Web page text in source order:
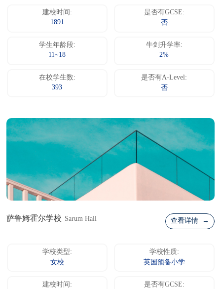
建校时间:
1891
是否有GCSE:
否
学生年龄段:
11~18
牛剑升学率:
2%
在校学生数:
393
是否有A-Level:
否
萨鲁姆霍尔学校 Sarum Hall 查看详情 →
学校类型:
女校
学校性质:
英国预备小学
建校时间:
是否有GCSE: